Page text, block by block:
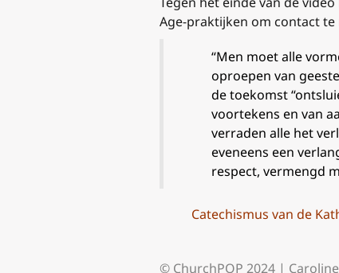
Age-praktijken om contact
“Men moet alle
oproepen van
de toekomst
voortekens en van
verraden alle het
eveneens een
respect, vermengd
Catechismus van de
© ChurchPOP 2024 |